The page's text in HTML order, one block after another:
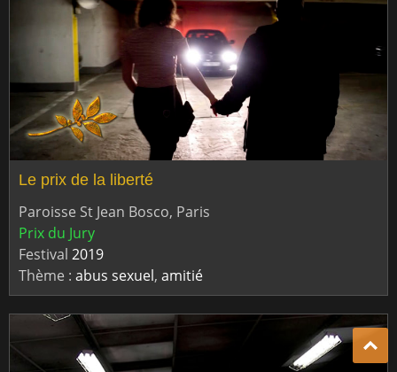
Le prix de la liberté
Paroisse St Jean Bosco, Paris
Prix du Jury
Festival 2019
Thème : abus sexuel, amitié